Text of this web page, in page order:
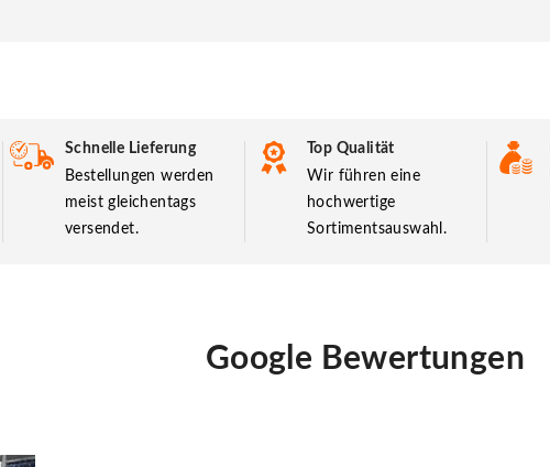
Schnelle Lieferung
Bestellungen werden
meist gleichentags
versendet.
Top Qualität
Wir führen eine
hochwertige
Sortimentsauswahl.
Google Bewertungen